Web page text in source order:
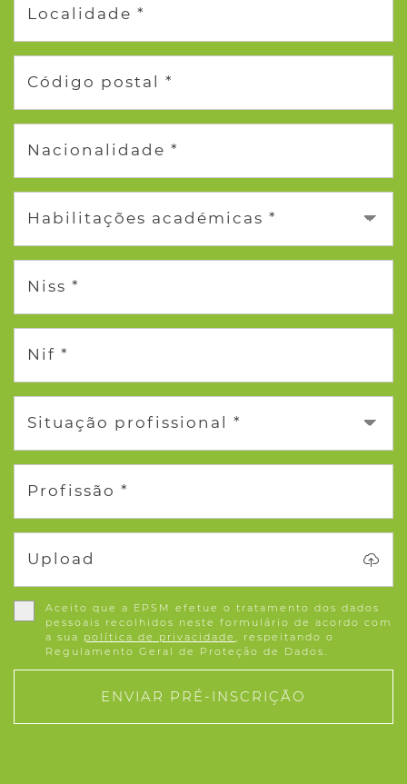
Localidade *
Código postal *
Nacionalidade *
Habilitações académicas *
Niss *
Nif *
Situação profissional *
Profissão *
Upload
Aceito que a EPSM efetue o tratamento dos dados
pessoais recolhidos neste formulário de acordo com
a sua política de privacidade , respeitando o
Regulamento Geral de Proteção de Dados.
ENVIAR PRÉ-INSCRIÇÃO